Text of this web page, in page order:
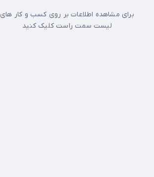
برای مشاهده اطلاعات بر روی کسب و کار های
لیست سمت راست کلیک کنید